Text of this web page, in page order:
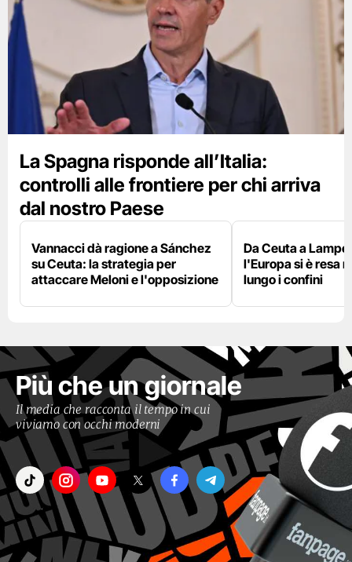
La Spagna risponde all’Italia:
controlli alle frontiere per chi arriva
dal nostro Paese
Vannacci dà ragione a Sánchez
su Ceuta: la strategia per
attaccare Meloni e l'opposizione
Da Ceuta a
l'Europa si è resa
lungo i confini
Più che un giornale
Il media che racconta il tempo in cui
viviamo con occhi moderni